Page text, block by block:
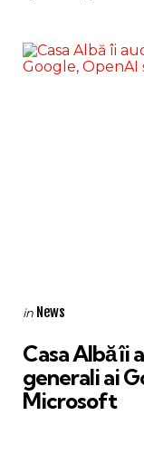
Categories
Posted
in News
Casa Albă îi
generali ai
Microsoft